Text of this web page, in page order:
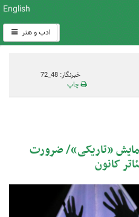
English
ادب و هنر
خبرنگار: 48_72
چاپ
«تاریکی»/ ضرورت
کانون